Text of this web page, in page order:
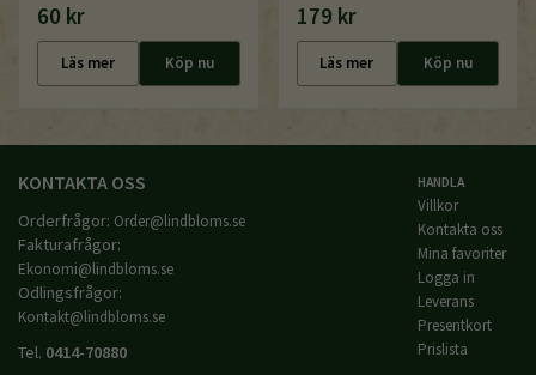
60 kr
Läs mer Köp nu
179 kr
Läs mer Köp nu
KONTAKTA OSS
Orderfrågor: Order@lindbloms.se
Fakturafrågor:
Ekonomi@lindbloms.se
Odlingsfrågor:
Kontakt@lindbloms.se
Tel. 0414-70880
HANDLA
Villkor
Kontakta oss
Mina favoriter
Logga in
Leverans
Presentkort
Prislista